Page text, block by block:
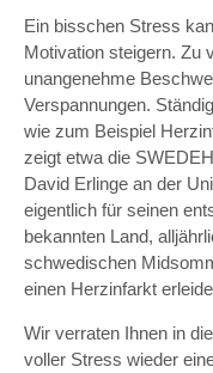
Ein bisschen Stress
Motivation steigern. Zu
unangenehme
Verspannungen.
wie zum Beispiel
zeigt etwa die
David Erlinge an der
eigentlich für seinen
bekannten Land,
schwedischen
einen Herzinfarkt
Wir verraten Ihnen in
voller Stress wieder